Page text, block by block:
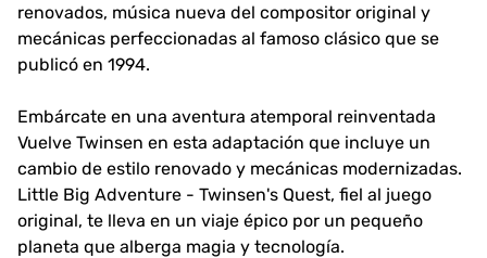
renovados, música nueva del compositor original y
mecánicas perfeccionadas al famoso clásico que se
publicó en 1994.
Embárcate en una aventura atemporal reinventada
Vuelve Twinsen en esta adaptación que incluye un
cambio de estilo renovado y mecánicas modernizadas.
Little Big Adventure - Twinsen's Quest, fiel al juego
original, te lleva en un viaje épico por un pequeño
planeta que alberga magia y tecnología.